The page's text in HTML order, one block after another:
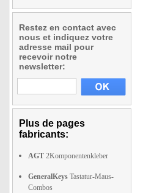
Restez en contact avec
nous et indiquez votre
adresse mail pour
recevoir notre
newsletter:
Plus de pages
fabricants:
AGT 2Komponentenkleber
GeneralKeys Tastatur-Maus-
Combos